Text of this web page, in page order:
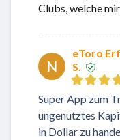
Clubs, welche
N
eToro
S.
Super App zum
ungenutztes
in Dollar zu